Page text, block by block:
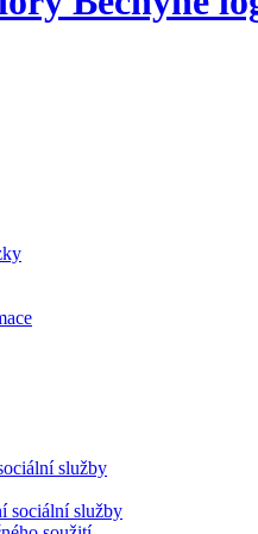
služby
sociální služby